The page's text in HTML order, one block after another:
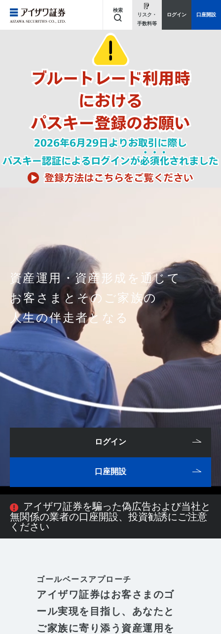
検索
リスク・
手数料等
ログイン 口座開設
資産運用・資産形成を通じて
お客さまとそのご家族の
人生の伴走者となる
ログイン
口座開設
アイザワ証券を騙った偽広告および当社と
無関係の業者の口座開設、投資勧誘にご注意
ください
ゴールベースアプローチ
アイザワ証券はお客さまのゴ
ール実現を目指し、あなたと
ご家族に寄り添う資産運用を